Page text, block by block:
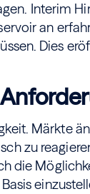
Interim
an
Dies
Märkte
zu
die